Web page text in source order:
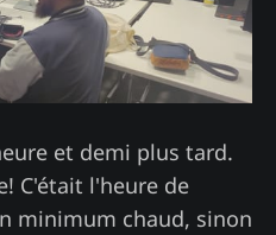
et demi plus tard.
C'était l'heure de
minimum chaud, sinon